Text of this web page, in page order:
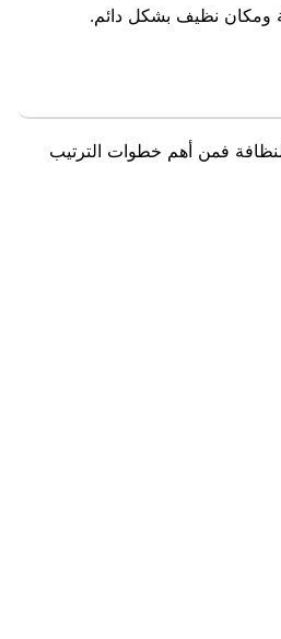
ومكان نظيف بشكل دائم.
فمن أهم خطوات الترتيب